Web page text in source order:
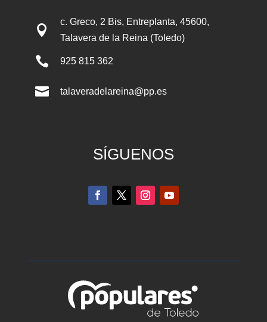

c. Greco, 2 Bis, Entreplanta, 45600,
Talavera de la Reina (Toledo)
 925 815 362
 talaveradelareina@pp.es
SÍGUENOS